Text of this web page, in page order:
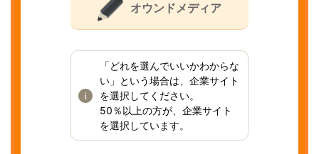
オウンドメディア
「どれを選んでいいかわからな
い」という場合は、企業サイト
を選択してください。
50％以上の方が、企業サイト
を選択しています。